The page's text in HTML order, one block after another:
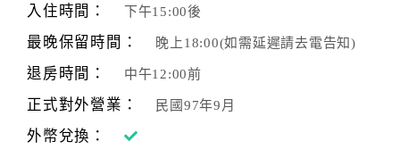
入住時間： 下午15:00後
最晚保留時間： 晚上18:00(如需延遲請去電告知)
退房時間： 中午12:00前
正式對外營業： 民國97年9月
外幣兌換：